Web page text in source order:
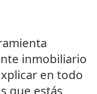
inmobiliario
en todo
que estás